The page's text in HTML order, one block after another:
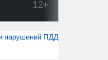
нарушений ПДД